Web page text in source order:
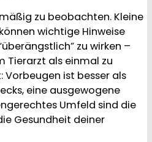
zu beobachten. Kleine
wichtige Hinweise
zu wirken –
Tierarzt als einmal zu
Vorbeugen ist besser als
eine ausgewogene
Umfeld sind die
Gesundheit deiner